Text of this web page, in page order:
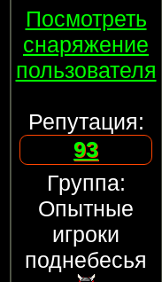
Посмотреть
снаряжение
пользователя
Репутация:
93
Группа:
Опытные
игроки
поднебесья